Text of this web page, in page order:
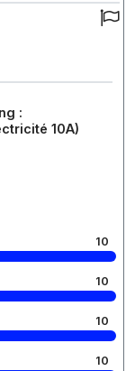
:
10A)
10
10
10
10